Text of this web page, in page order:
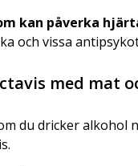
kan påverka
och vissa
med mat
du dricker alkohol